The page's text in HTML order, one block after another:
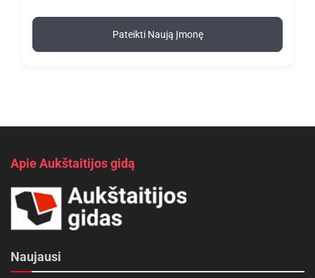
Pateikti Naują Įmonę
Apie Aukštaitijos gidą
Naujausi